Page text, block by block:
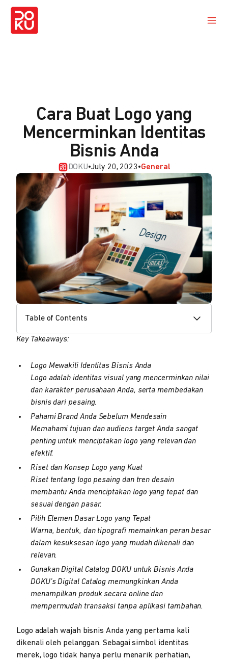
Cara Buat Logo yang
Mencerminkan Identitas
Bisnis Anda
DOKU•July 20, 2023•General
Table of Contents
Key Takeaways:
Logo Mewakili Identitas Bisnis Anda
Logo adalah identitas visual yang mencerminkan nilai
dan karakter perusahaan Anda, serta membedakan
bisnis dari pesaing.
Pahami Brand Anda Sebelum Mendesain
Memahami tujuan dan audiens target Anda sangat
penting untuk menciptakan logo yang relevan dan
efektif.
Riset dan Konsep Logo yang Kuat
Riset tentang logo pesaing dan tren desain
membantu Anda menciptakan logo yang tepat dan
sesuai dengan pasar.
Pilih Elemen Dasar Logo yang Tepat
Warna, bentuk, dan tipografi memainkan peran besar
dalam kesuksesan logo yang mudah dikenali dan
relevan.
Gunakan Digital Catalog DOKU untuk Bisnis Anda
DOKU’s Digital Catalog memungkinkan Anda
menampilkan produk secara online dan
mempermudah transaksi tanpa aplikasi tambahan.
Logo adalah wajah bisnis Anda yang pertama kali
dikenali oleh pelanggan. Sebagai simbol identitas
merek, logo tidak hanya perlu menarik perhatian,